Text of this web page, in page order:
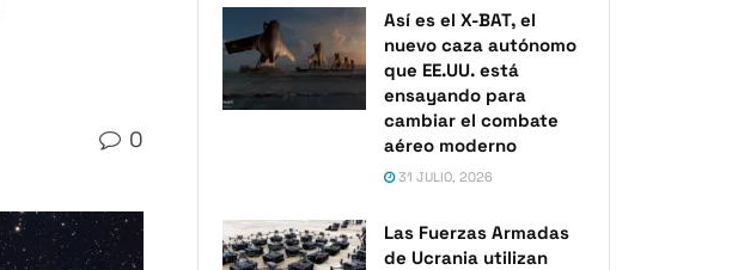
0
Así es el X-BAT, el
nuevo caza autónomo
que EE.UU. está
ensayando para
cambiar el combate
aéreo moderno
31 JULIO, 2026
Las Fuerzas Armadas
de Ucrania utilizan